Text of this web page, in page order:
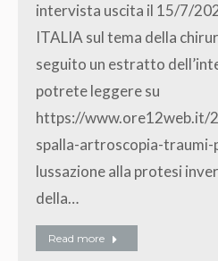
intervista uscita il 15/7/
ITALIA sul tema della
seguito un estratto
potrete leggere su
https://www.ore12web.it/
spalla-artroscopia-traumi-
lussazione alla protesi
della…
Read more